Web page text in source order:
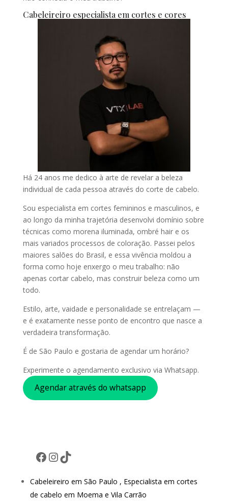
Cabeleireiro especialista em cortes e cores
Há 24 anos me dedico à arte de revelar a beleza
individual de cada pessoa através do corte de cabelo.
Sou especialista em cortes femininos e masculinos, e
ao longo da minha trajetória desenvolvi domínio sobre
técnicas como morena iluminada, ombré hair e os
mais variados processos de coloração. Passei pelos
maiores salões do Brasil, e essa vivência moldou a
forma como hoje enxergo o meu trabalho: não
apenas cortar cabelo, mas construir beleza como um
todo.
Estilo, arte, vaidade e personalidade se entrelaçam —
e é exatamente nesse ponto de encontro que nasce a
verdadeira transformação.
É de São Paulo e gostaria de agendar um horário?
Experimente o agendamento exclusivo via Whatsapp.
Agendar através do whatsapp
Facebook
Instagram
TikTok
Cabeleireiro em São Paulo , Especialista em cortes
de cabelo em Moema e Vila Carrão